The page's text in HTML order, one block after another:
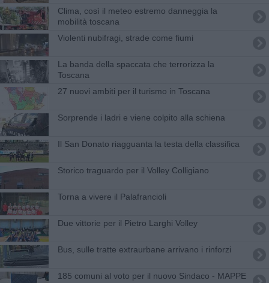
Clima, così il meteo estremo danneggia la
mobilità toscana
Violenti nubifragi, strade come fiumi
La banda della spaccata che terrorizza la
Toscana
27 nuovi ambiti per il turismo in Toscana
Sorprende i ladri e viene colpito alla schiena
Il San Donato riagguanta la testa della classifica
Storico traguardo per il Volley Colligiano
Torna a vivere il Palafrancioli
Due vittorie per il Pietro Larghi Volley
Bus, sulle tratte extraurbane arrivano i rinforzi
185 comuni al voto per il nuovo Sindaco - MAPPE